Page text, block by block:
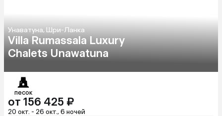
Унаватуна, Шри-Ланка
Villa Rumassala Luxury
Chalets Unawatuna
песок
от 156 425 ₽
20 окт. - 26 окт., 6 ночей